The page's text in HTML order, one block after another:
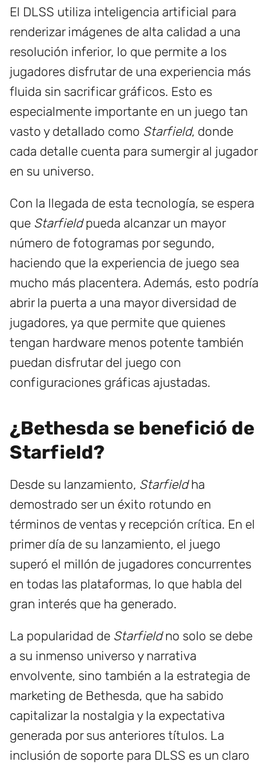
El DLSS utiliza inteligencia artificial para
renderizar imágenes de alta calidad a una
resolución inferior, lo que permite a los
jugadores disfrutar de una experiencia más
fluida sin sacrificar gráficos. Esto es
especialmente importante en un juego tan
vasto y detallado como Starfield, donde
cada detalle cuenta para sumergir al jugador
en su universo.
Con la llegada de esta tecnología, se espera
que Starfieldpueda alcanzar un mayor
número de fotogramas por segundo,
haciendo que la experiencia de juego sea
mucho más placentera. Además, esto podría
abrir la puerta a una mayor diversidad de
jugadores, ya que permite que quienes
tengan hardware menos potente también
puedan disfrutar del juego con
configuraciones gráficas ajustadas.
¿Bethesda se benefició de
Starfield?
Desde su lanzamiento, Starfieldha
demostrado ser un éxito rotundo en
términos de ventas y recepción crítica. En el
primer día de su lanzamiento, el juego
superó el millón de jugadores concurrentes
en todas las plataformas, lo que habla del
gran interés que ha generado.
La popularidad de Starfieldno solo se debe
a su inmenso universo y narrativa
envolvente, sino también a la estrategia de
marketing de Bethesda, que ha sabido
capitalizar la nostalgia y la expectativa
generada por sus anteriores títulos. La
inclusión de soporte para DLSS es un claro